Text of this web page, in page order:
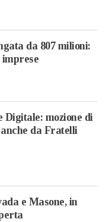
da 807 milioni:
imprese
Digitale: mozione di
da Fratelli
e Masone, in